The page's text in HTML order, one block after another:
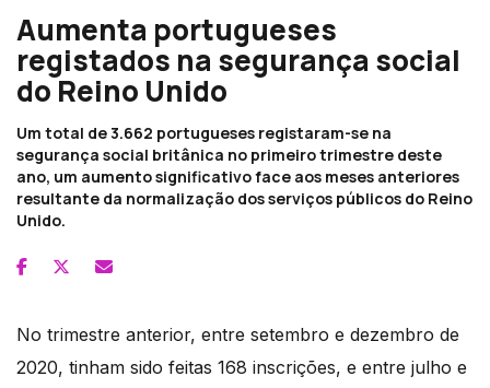
Aumenta portugueses
registados na segurança social
do Reino Unido
Um total de 3.662 portugueses registaram-se na
segurança social britânica no primeiro trimestre deste
ano, um aumento significativo face aos meses anteriores
resultante da normalização dos serviços públicos do Reino
Unido.
No trimestre anterior, entre setembro e dezembro de
2020, tinham sido feitas 168 inscrições, e entre julho e